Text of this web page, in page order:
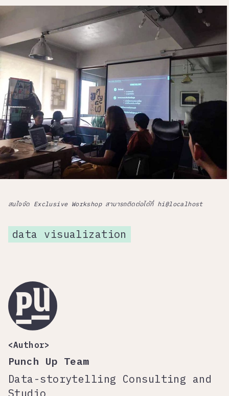
สนใจจัด Exclusive Workshop สามารถติดต่อได้ที่ hi@localhost
data visualization
<Author>
Punch Up Team
Data-storytelling Consulting and